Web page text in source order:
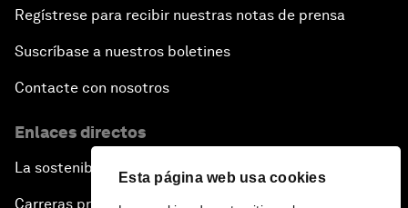
Esta página web usa cookies
Regístrese para recibir nuestras notas de prensa
Suscríbase a nuestros boletines
Contacte con nosotros
Enlaces directos
La sostenibilidad en el Foro
Carreras profesionales